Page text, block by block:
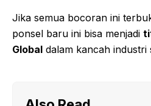
Jika semua bocoran ini
ponsel baru ini bisa menjadi
Global dalam kancah industri